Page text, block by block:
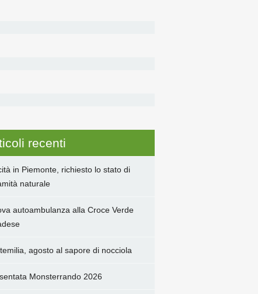
recenti
in Piemonte, richiesto lo stato di
naturale
autoambulanza alla Croce Verde
agosto al sapore di nocciola
Monsterrando 2026